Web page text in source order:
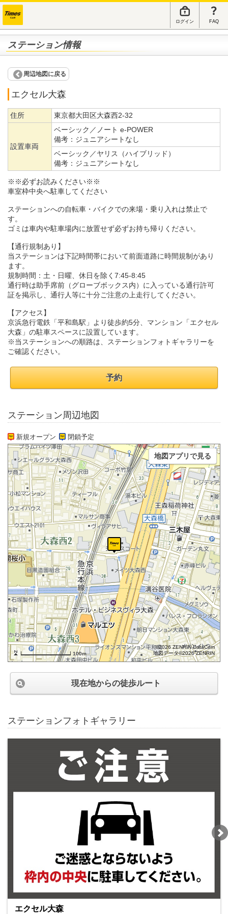
ログイン FAQ
ステーション情報
周辺地図に戻る
エクセル大森
住所 東京都大田区大森西2-32
設置車両
ベーシック／ノート e-POWER
備考： ジュニアシートなし
ベーシック／ヤリス（ハイブリッド）
備考： ジュニアシートなし
※※必ずお読みください※※
車室枠中央へ駐車してください
ステーションへの自転車・バイクでの来場・乗り入れは禁止で
す。
ゴミは車内や駐車場内に放置せず必ずお持ち帰りください。
【通行規制あり】
当ステーションは下記時間帯において前面道路に時間規制があり
ます。
規制時間：土・日曜、休日を除く7:45-8:45
通行時は助手席前（グローブボックス内）に入っている通行許可
証を掲示し、通行人等に十分ご注意の上走行してください。
【アクセス】
京浜急行電鉄「平和島駅」より徒歩約5分、マンション「エクセル
大森」の駐車スペースに設置しています。
※当ステーションへの順路は、ステーションフォトギャラリーを
ご確認ください。
予約
ステーション周辺地図
新規オープン 閉鎖予定
100m
©2026 ZENRIN DataCom
地図データ©2026 ZENRIN
地図アプリで見る
現在地からの徒歩ルート
ステーションフォトギャラリー
エクセル大森